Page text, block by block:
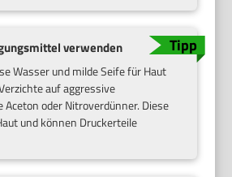
verwenden
Wasser und milde Seife für Haut
auf aggressive
oder Nitroverdünner. Diese
und können Druckerteile